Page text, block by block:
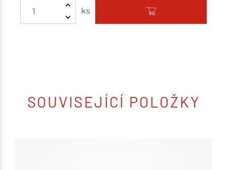
ks
SOUVISEJÍCÍ POLOŽKY